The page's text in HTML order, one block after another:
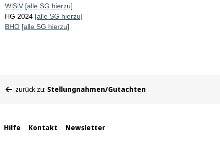
WiSiV [alle SG hierzu]
HG 2024 [alle SG hierzu]
BHO [alle SG hierzu]
befinden
zurück zu: Stellungnahmen/Gutachten
Interne
Hilfe Kontakt Newsletter